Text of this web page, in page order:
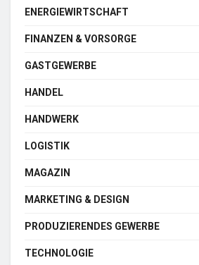
ENERGIEWIRTSCHAFT
FINANZEN & VORSORGE
GASTGEWERBE
HANDEL
HANDWERK
LOGISTIK
MAGAZIN
MARKETING & DESIGN
PRODUZIERENDES GEWERBE
TECHNOLOGIE